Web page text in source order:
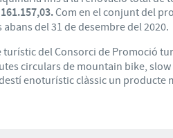
Com en el conjunt del
del 31 de desembre del 2020.
del Consorci de Promoció
circulars de mountain bike,
enoturístic clàssic un producte